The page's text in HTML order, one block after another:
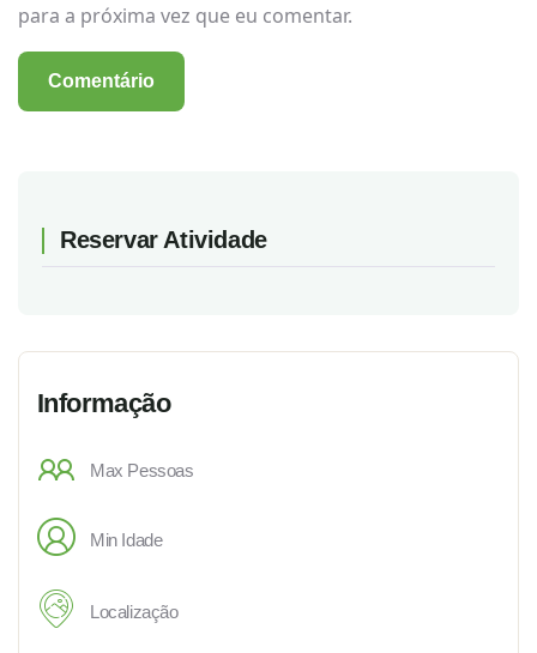
para a próxima vez que eu comentar.
Reservar Atividade
Informação
Max Pessoas
Min Idade
Localização